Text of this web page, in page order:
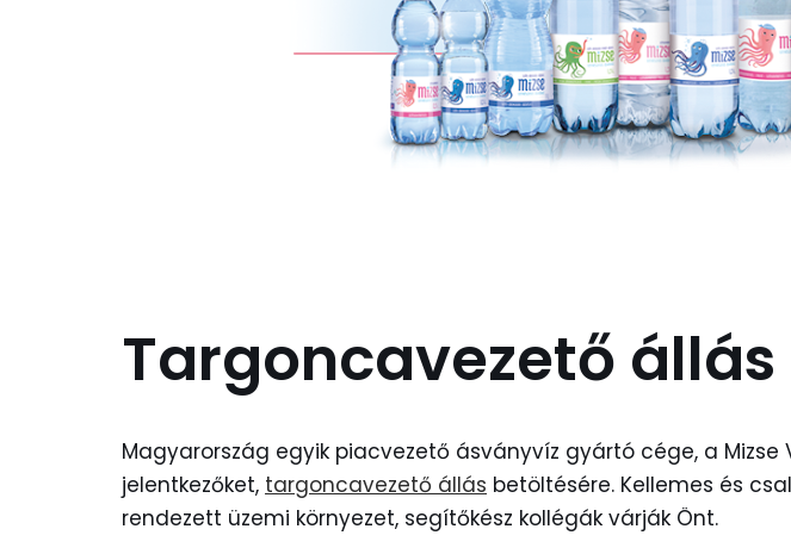
Targoncavezető állás
Magyarország egyik piacvezető ásványvíz gyártó cége, a Mizse
jelentkezőket, targoncavezető állás betöltésére. Kellemes és
rendezett üzemi környezet, segítőkész kollégák várják Önt.